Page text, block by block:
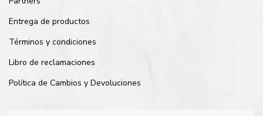
Entrega de productos
Términos y condiciones
Libro de reclamaciones
Política de Cambios y Devoluciones